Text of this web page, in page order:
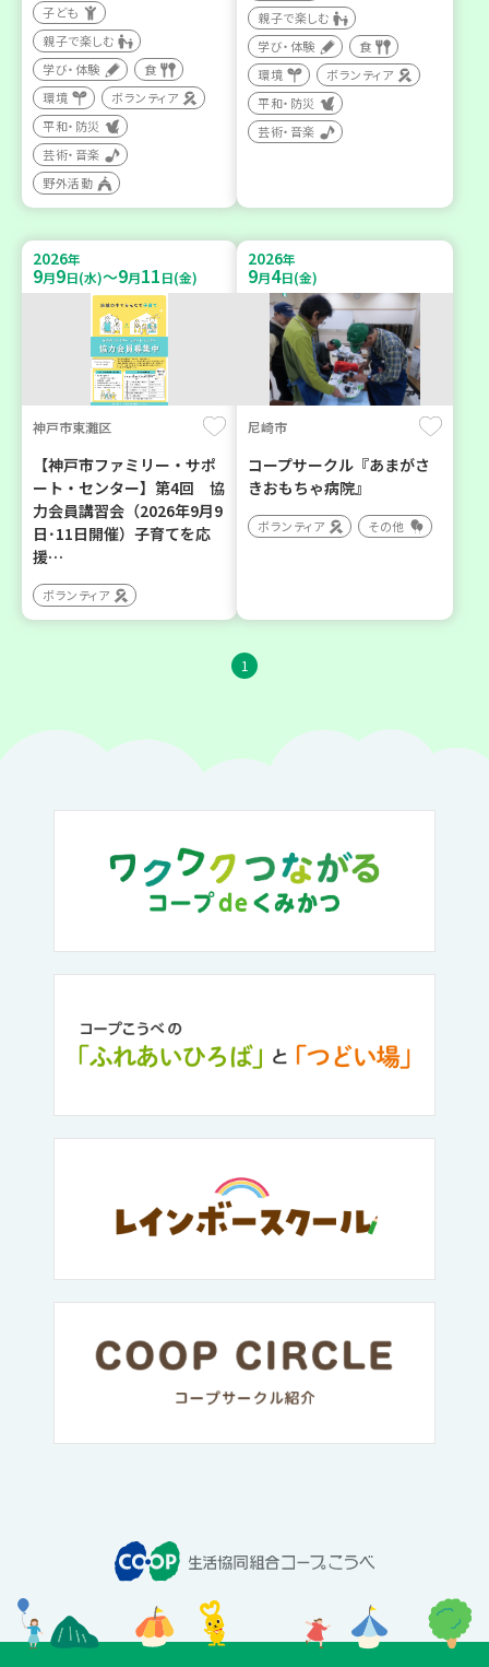
子ども
親子で楽しむ
学び・体験
食
環境
ボランティア
平和・防災
芸術・音楽
野外活動
親子で楽しむ
学び・体験
食
環境
ボランティア
平和・防災
芸術・音楽
2026年
9月9日(水)～9月11日(金)
神戸市東灘区
【神戸市ファミリー・サポ
ート・センター】第4回 協
力会員講習会（2026年9月9
日･11日開催）子育てを応
援…
ボランティア
2026年
9月4日(金)
尼崎市
コープサークル『あまがさ
きおもちゃ病院』
ボランティア その他
1